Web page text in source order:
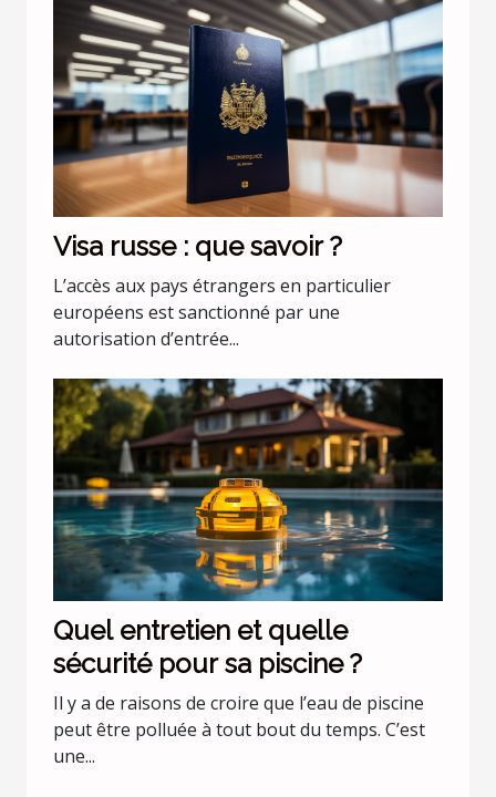
Visa russe : que savoir ?
L’accès aux pays étrangers en particulier
européens est sanctionné par une
autorisation d’entrée...
Quel entretien et quelle
sécurité pour sa piscine ?
Il y a de raisons de croire que l’eau de piscine
peut être polluée à tout bout du temps. C’est
une...